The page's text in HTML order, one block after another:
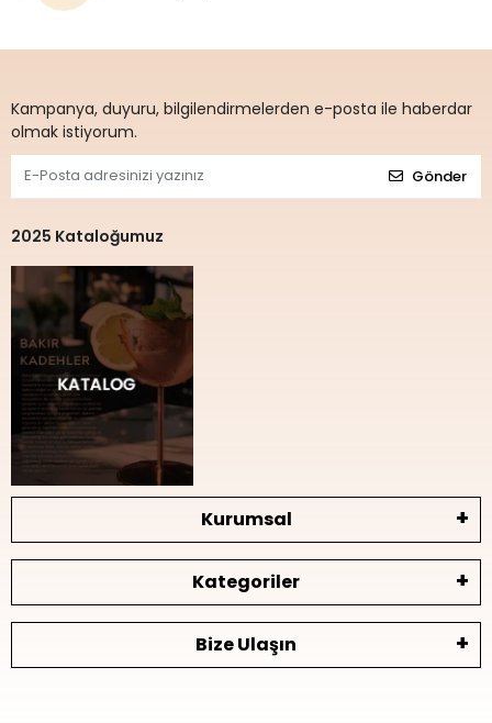
Kampanya, duyuru, bilgilendirmelerden e-posta ile haberdar
olmak istiyorum.
Gönder
2025 Kataloğumuz
Kurumsal
Kategoriler
Bize Ulaşın